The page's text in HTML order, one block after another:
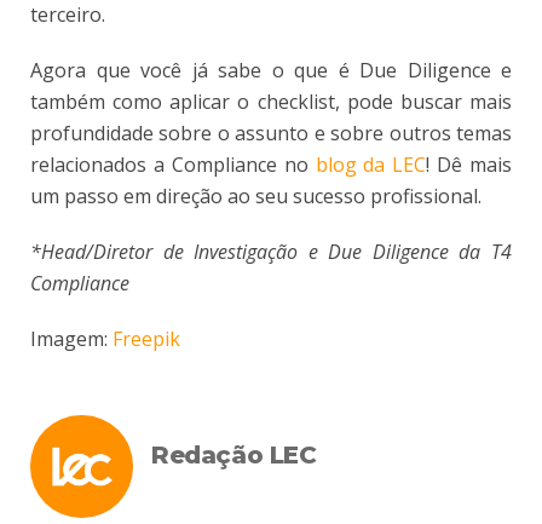
terceiro.
Agora que você já sabe o que é Due Diligence e
também como aplicar o checklist, pode buscar mais
profundidade sobre o assunto e sobre outros temas
relacionados a Compliance no blog da LEC! Dê mais
um passo em direção ao seu sucesso profissional.
*Head/Diretor de Investigação e Due Diligence da T4
Compliance
Imagem: Freepik
Redação LEC